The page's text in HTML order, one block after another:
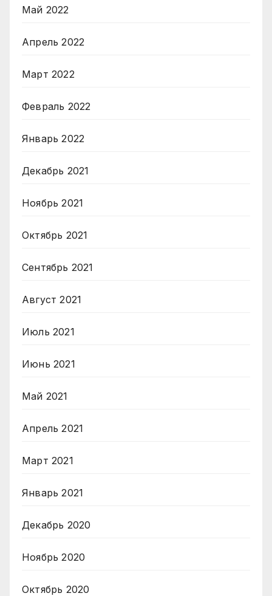
Май 2022
Апрель 2022
Март 2022
Февраль 2022
Январь 2022
Декабрь 2021
Ноябрь 2021
Октябрь 2021
Сентябрь 2021
Август 2021
Июль 2021
Июнь 2021
Май 2021
Апрель 2021
Март 2021
Январь 2021
Декабрь 2020
Ноябрь 2020
Октябрь 2020